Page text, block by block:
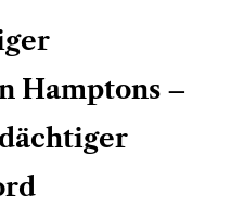
Hamptons –